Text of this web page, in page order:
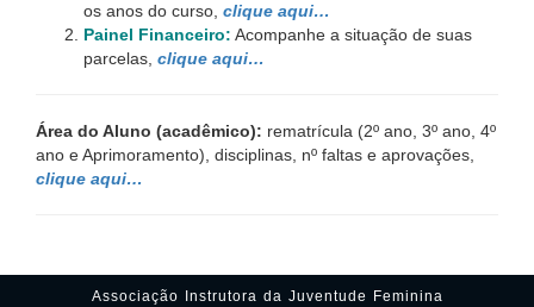
os anos do curso, clique aqui…
Painel Financeiro: Acompanhe a situação de suas
parcelas, clique aqui…
Área do Aluno (acadêmico): rematrícula (2º ano, 3º ano, 4º
ano e Aprimoramento), disciplinas, nº faltas e aprovações,
clique aqui…
Associação Instrutora da Juventude Feminina